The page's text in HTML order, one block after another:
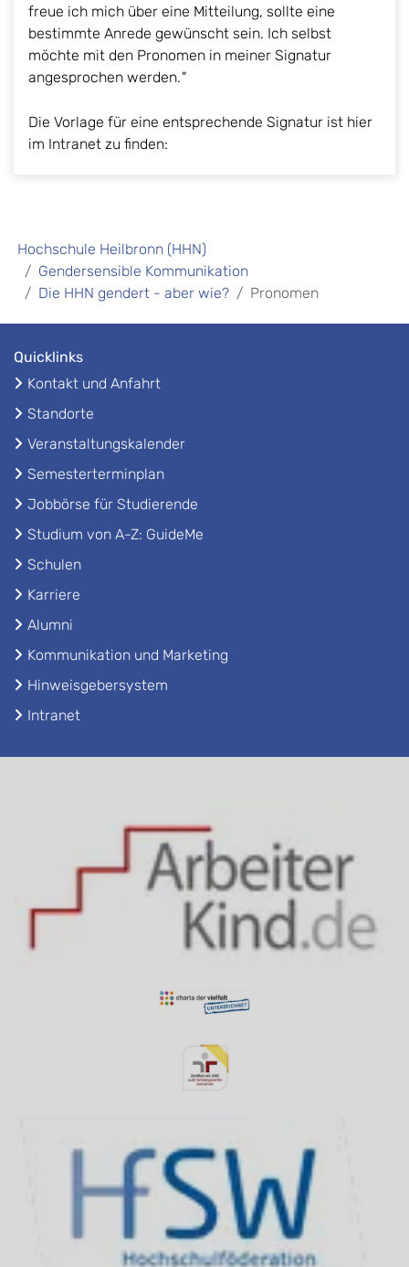
freue ich mich über eine Mitteilung, sollte eine
bestimmte Anrede gewünscht sein. Ich selbst
möchte mit den Pronomen in meiner Signatur
angesprochen werden."
Die Vorlage für eine entsprechende Signatur ist hier
im Intranet zu finden:
Hochschule Heilbronn (HHN)
Gendersensible Kommunikation
Die HHN gendert - aber wie?
Pronomen
Quicklinks
Kontakt und Anfahrt
Standorte
Veranstaltungskalender
Semesterterminplan
Jobbörse für Studierende
Studium von A-Z: GuideMe
Schulen
Karriere
Alumni
Kommunikation und Marketing
Hinweisgebersystem
Intranet